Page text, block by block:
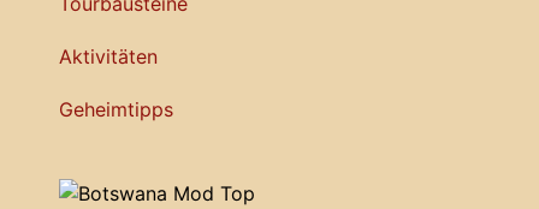
Aktivitäten
Geheimtipps